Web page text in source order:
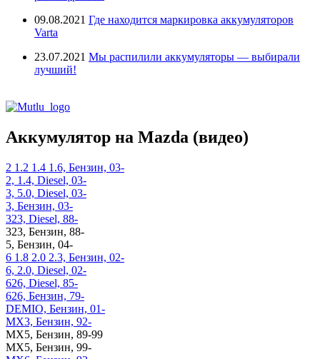
09.08.2021 Где находится маркировка аккумуляторов
Varta
23.07.2021 Мы распилили аккумуляторы — выбирали
лучший!
Аккумулятор на Mazda (видео)
2 1.2 1.4 1.6, Бензин, 03-
2, 1.4, Diesel, 03-
3, 5.0, Diesel, 03-
3, Бензин, 03-
323, Diesel, 88-
323, Бензин, 88-
5, Бензин, 04-
6 1.8 2.0 2.3, Бензин, 02-
6, 2.0, Diesel, 02-
626, Diesel, 85-
626, Бензин, 79-
DEMIO, Бензин, 01-
MX3, Бензин, 92-
MX5, Бензин, 89-99
MX5, Бензин, 99-